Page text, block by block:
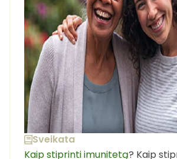
Sveikata
Kaip stiprinti imunitetą? Kaip